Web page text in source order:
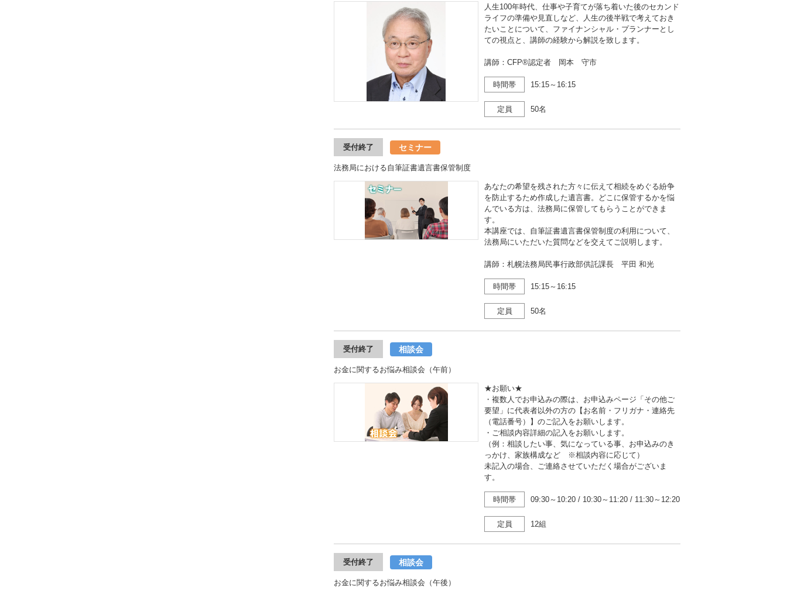
人生100年時代、仕事や子育てが落ち着いた後のセカンド
ライフの準備や見直しなど、人生の後半戦で考えておき
たいことについて、ファイナンシャル・プランナーとし
ての視点と、講師の経験から解説を致します。
講師：CFP®認定者 岡本 守市
時間帯 15:15～16:15
定員 50名
受付終了 セミナー
法務局における自筆証書遺言書保管制度
あなたの希望を残された方々に伝えて相続をめぐる紛争
を防止するため作成した遺言書。どこに保管するかを悩
んでいる方は、法務局に保管してもらうことができま
す。
本講座では、自筆証書遺言書保管制度の利用について、
法務局にいただいた質問などを交えてご説明します。
講師：札幌法務局民事行政部供託課長 平田 和光
時間帯 15:15～16:15
定員 50名
受付終了 相談会
お金に関するお悩み相談会（午前）
★お願い★
・複数人でお申込みの際は、お申込みページ「その他ご
要望」に代表者以外の方の【お名前・フリガナ・連絡先
（電話番号）】のご記入をお願いします。
・ご相談内容詳細の記入をお願いします。
（例：相談したい事、気になっている事、お申込みのき
っかけ、家族構成など ※相談内容に応じて）
未記入の場合、ご連絡させていただく場合がございま
す。
時間帯 09:30～10:20 / 10:30～11:20 / 11:30～12:20
定員 12組
受付終了 相談会
お金に関するお悩み相談会（午後）